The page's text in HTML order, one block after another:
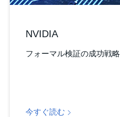
NVIDIA
フォーマル検証の成功戦略
今すぐ読む